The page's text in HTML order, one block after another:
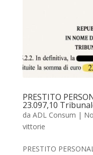
PRESTITO
23.097,10
da ADL Consum |
vittorie
PRESTITO